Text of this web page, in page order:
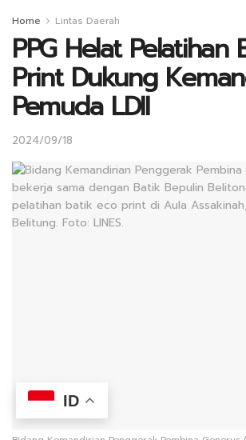
Home Lintas Daerah
PPG Helat Pelatihan
Print Dukung
Pemuda LDII
2024/09/18
ID